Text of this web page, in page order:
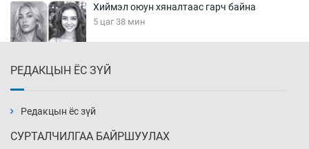
Хиймэл оюун хяналтаас гарч байна
5 цаг 38 мин
6 цаг 8 мин
РЕДАКЦЫН ЁС ЗҮЙ
Редакцын ёс зүй
СУРТАЛЧИЛГАА БАЙРШУУЛАХ